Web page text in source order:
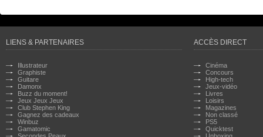
LIENS & PARTENAIRES
Illustrateur
Graphiste
Guitare
Damonx
Buzz du moment!
Jeux Jeux Jeux
Club Stephen King
Gagnez des cadeaux
Winbuz
Gamatomic
ACCÈS DIRECT
Cinéma
Concours
High-tech
Jeux-vidéo
Livres
Loisirs
Magazines
Non classé
PS5
Quicktest